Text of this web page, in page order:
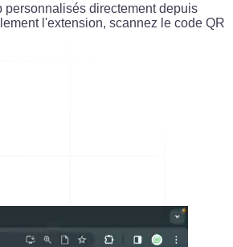
personnalisés directement depuis
l'extension, scannez le code QR